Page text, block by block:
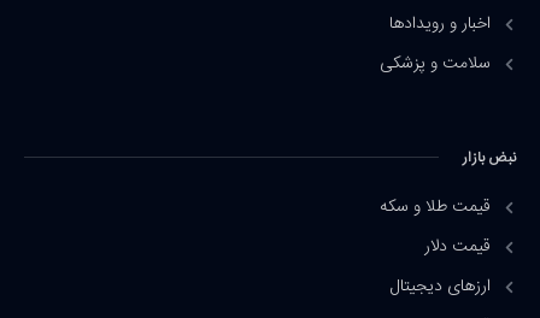
اخبار و رویدادها
سلامت و پزشکی
نبض بازار
قیمت طلا و سکه
قیمت دلار
ارزهای دیجیتال